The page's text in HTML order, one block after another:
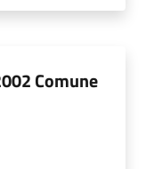
Comune